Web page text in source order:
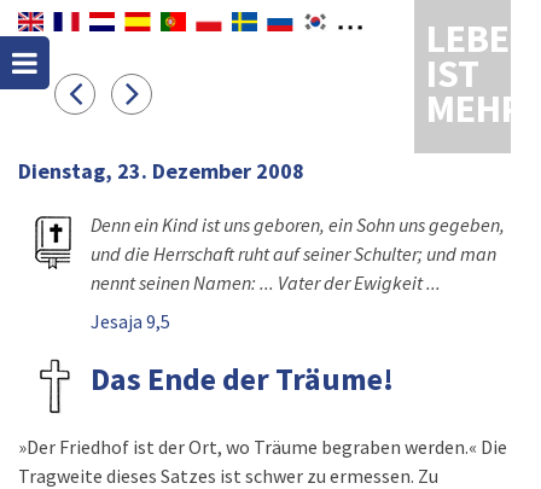
LEBEN
IST
MEHR
Dienstag, 23. Dezember 2008
Denn ein Kind ist uns geboren, ein Sohn uns gegeben,
und die Herrschaft ruht auf seiner Schulter; und man
nennt seinen Namen: ... Vater der Ewigkeit ...
Jesaja 9,5
Das Ende der Träume!
»Der Friedhof ist der Ort, wo Träume begraben werden.« Die
Tragweite dieses Satzes ist schwer zu ermessen. Zu